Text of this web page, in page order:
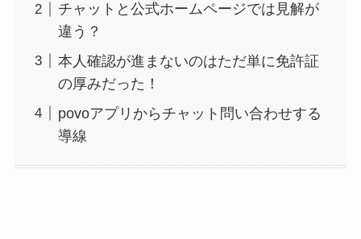
チャットと公式ホームページでは見解が
違う？
本人確認が進まないのはただ単に免許証
の厚みだった！
povoアプリからチャット問い合わせする
導線